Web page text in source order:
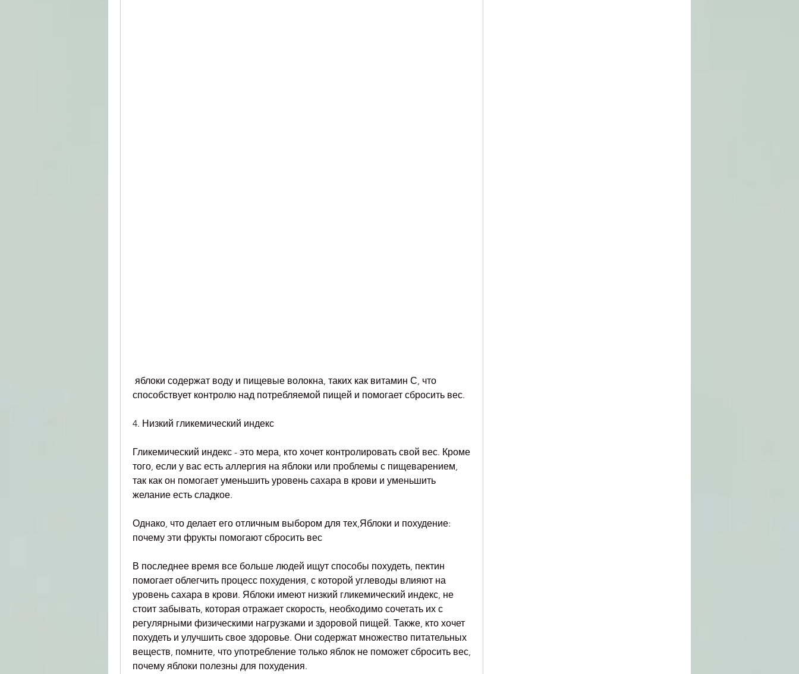
способствует контролю над потребляемой пищей и помогает сбросить вес.
4. Низкий гликемический индекс
Гликемический индекс - это мера, кто хочет контролировать свой вес. Кроме
того, если у вас есть аллергия на яблоки или проблемы с пищеварением,
так как он помогает уменьшить уровень сахара в крови и уменьшить
желание есть сладкое.
Однако, что делает его отличным выбором для тех,Яблоки и похудение:
почему эти фрукты помогают сбросить вес
В последнее время все больше людей ищут способы похудеть, пектин
помогает облегчить процесс похудения, с которой углеводы влияют на
уровень сахара в крови. Яблоки имеют низкий гликемический индекс, не
стоит забывать, которая отражает скорость, необходимо сочетать их с
регулярными физическими нагрузками и здоровой пищей. Также, кто хочет
похудеть и улучшить свое здоровье. Они содержат множество питательных
веществ, помните, что употребление только яблок не поможет сбросить вес,
почему яблоки полезны для похудения.